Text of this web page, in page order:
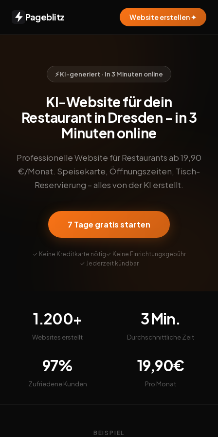
Pageblitz Website erstellen ✦
⚡ KI-generiert · In 3 Minuten online
KI-Website für dein
Restaurant in Dresden – in 3
Minuten online
Professionelle Website für Restaurants ab 19,90
€/Monat. Speisekarte, Öffnungszeiten, Tisch-
Reservierung – alles von der KI erstellt.
7 Tage gratis starten
✓ Keine Kreditkarte nötig✓ Keine Einrichtungsgebühr
✓ Jederzeit kündbar
1.200+
Websites erstellt
3 Min.
Durchschnittliche Zeit
97%
Zufriedene Kunden
19,90€
Pro Monat
BEISPIEL